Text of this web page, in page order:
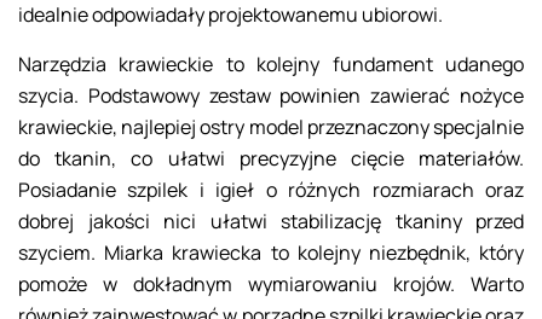
idealnie odpowiadały projektowanemu ubiorowi.
Narzędzia krawieckie to kolejny fundament udanego
szycia. Podstawowy zestaw powinien zawierać nożyce
krawieckie, najlepiej ostry model przeznaczony specjalnie
do tkanin, co ułatwi precyzyjne cięcie materiałów.
Posiadanie szpilek i igieł o różnych rozmiarach oraz
dobrej jakości nici ułatwi stabilizację tkaniny przed
szyciem. Miarka krawiecka to kolejny niezbędnik, który
pomoże w dokładnym wymiarowaniu krojów. Warto